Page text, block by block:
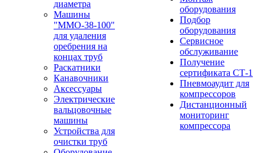
диаметра
Машины
"ММО-38-100"
для удаления
оребрения на
концах труб
Раскатники
Канавочники
Аксессуары
Электрические
вальцовочные
машины
Устройства для
очистки труб
оборудования
Подбор
оборудования
Сервисное
обслуживание
Получение
сертификата СТ-1
Пневмоаудит для
компрессоров
Дистанционный
мониторинг
компрессора